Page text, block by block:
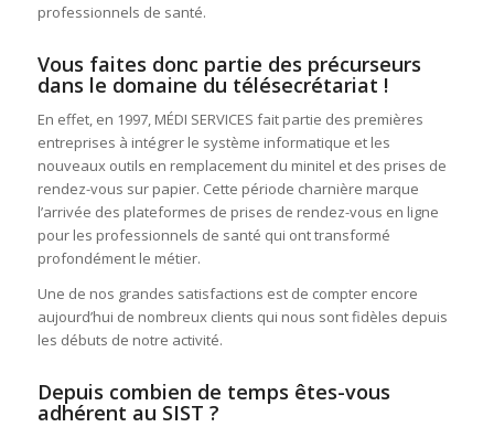
professionnels de santé.
Vous faites donc partie des précurseurs
dans le domaine du télésecrétariat !
En effet, en 1997, MÉDI SERVICES fait partie des premières
entreprises à intégrer le système informatique et les
nouveaux outils en remplacement du minitel et des prises de
rendez-vous sur papier. Cette période charnière marque
l’arrivée des plateformes de prises de rendez-vous en ligne
pour les professionnels de santé qui ont transformé
profondément le métier.
Une de nos grandes satisfactions est de compter encore
aujourd’hui de nombreux clients qui nous sont fidèles depuis
les débuts de notre activité.
Depuis combien de temps êtes-vous
adhérent au SIST ?